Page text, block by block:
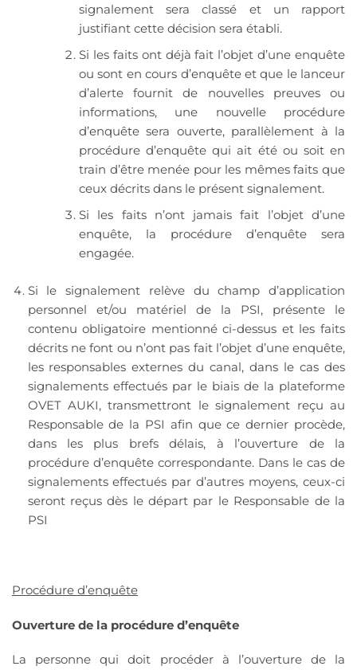
signalement sera classé et un rapport
justifiant cette décision sera établi.
Si les faits ont déjà fait l’objet d’une enquête
ou sont en cours d’enquête et que le lanceur
d’alerte fournit de nouvelles preuves ou
informations, une nouvelle procédure
d’enquête sera ouverte, parallèlement à la
procédure d’enquête qui ait été ou soit en
train d’être menée pour les mêmes faits que
ceux décrits dans le présent signalement.
Si les faits n’ont jamais fait l’objet d’une
enquête, la procédure d’enquête sera
engagée.
Si le signalement relève du champ d’application
personnel et/ou matériel de la PSI, présente le
contenu obligatoire mentionné ci-dessus et les faits
décrits ne font ou n’ont pas fait l’objet d’une enquête,
les responsables externes du canal, dans le cas des
signalements effectués par le biais de la plateforme
OVET AUKI, transmettront le signalement reçu au
Responsable de la PSI afin que ce dernier procède,
dans les plus brefs délais, à l’ouverture de la
procédure d’enquête correspondante. Dans le cas de
signalements effectués par d’autres moyens, ceux-ci
seront reçus dès le départ par le Responsable de la
PSI
Procédure d’enquête
Ouverture de la procédure d’enquête
La personne qui doit procéder à l’ouverture de la